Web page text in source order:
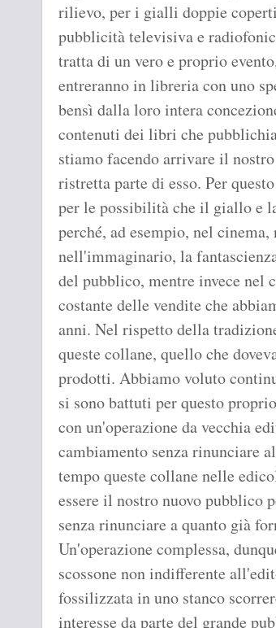
rilievo, per i gialli doppie
pubblicità televisiva e
tratta di un vero e proprio
entreranno in libreria con uno
bensì dalla loro intera
contenuti dei libri che
stiamo facendo arrivare il
ristretta parte di esso. Per
per le possibilità che il giallo e
perché, ad esempio, nel
nell'immaginario, la
del pubblico, mentre invece nel
costante delle vendite che
anni. Nel rispetto della
queste collane, quello che
prodotti. Abbiamo voluto
si sono battuti per questo
con un'operazione da vecchia
cambiamento senza rinunciare
tempo queste collane nelle
essere il nostro nuovo pubblico
senza rinunciare a quanto già
Un'operazione complessa,
scossone non indifferente
fossilizzata in uno stanco
interesse da parte del grande